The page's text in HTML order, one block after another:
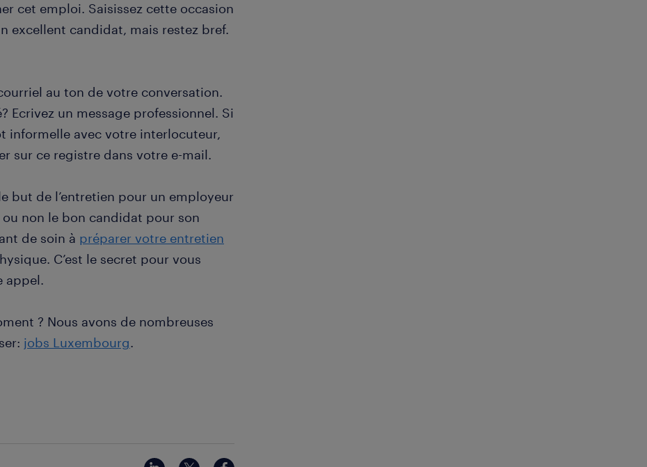
cet emploi. Saisissez cette occasion
excellent candidat, mais restez bref.
au ton de votre conversation.
un message professionnel. Si
informelle avec votre interlocuteur,
sur ce registre dans votre e-mail.
but de l’entretien pour un employeur
non le bon candidat pour son
de soin à préparer votre entretien
C’est le secret pour vous
appel.
? Nous avons de nombreuses
jobs Luxembourg.